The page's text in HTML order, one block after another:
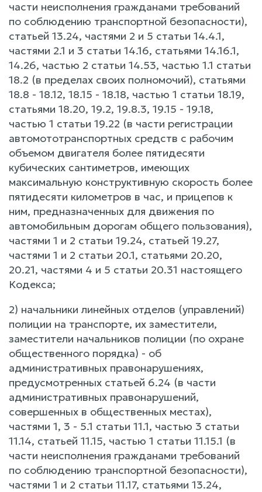
части неисполнения гражданами требований
по соблюдению транспортной безопасности),
статьей 13.24, частями 2 и 5 статьи 14.4.1,
частями 2.1 и 3 статьи 14.16, статьями 14.16.1,
14.26, частью 2 статьи 14.53, частью 1.1 статьи
18.2 (в пределах своих полномочий), статьями
18.8 - 18.12, 18.15 - 18.18, частью 1 статьи 18.19,
статьями 18.20, 19.2, 19.8.3, 19.15 - 19.18,
частью 1 статьи 19.22 (в части регистрации
автомототранспортных средств с рабочим
объемом двигателя более пятидесяти
кубических сантиметров, имеющих
максимальную конструктивную скорость более
пятидесяти километров в час, и прицепов к
ним, предназначенных для движения по
автомобильным дорогам общего пользования),
частями 1 и 2 статьи 19.24, статьей 19.27,
частями 1 и 2 статьи 20.1, статьями 20.20,
20.21, частями 4 и 5 статьи 20.31 настоящего
Кодекса;
2) начальники линейных отделов (управлений)
полиции на транспорте, их заместители,
заместители начальников полиции (по охране
общественного порядка) - об
административных правонарушениях,
предусмотренных статьей 6.24 (в части
административных правонарушений,
совершенных в общественных местах),
частями 1, 3 - 5.1 статьи 11.1, частью 3 статьи
11.14, статьей 11.15, частью 1 статьи 11.15.1 (в
части неисполнения гражданами требований
по соблюдению транспортной безопасности),
частями 1 и 2 статьи 11.17, статьями 13.24,